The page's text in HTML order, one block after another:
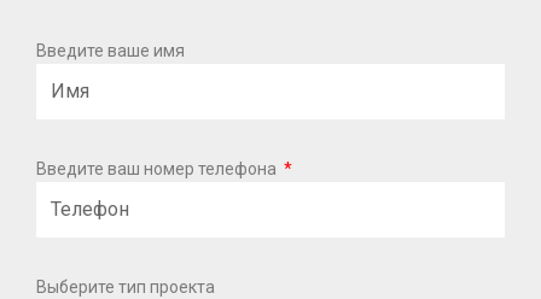
Введите ваше имя
Введите ваш номер телефона
Выберите тип проекта